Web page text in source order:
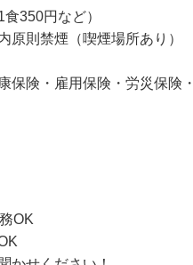
食350円など）
原則禁煙（喫煙場所あり）
OK